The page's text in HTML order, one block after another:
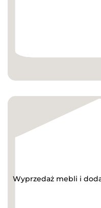
Wyprzedaż mebli i